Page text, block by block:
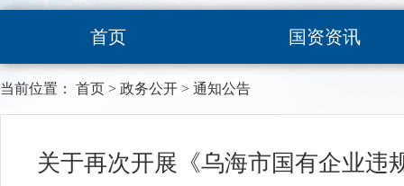
首页 国资资讯
当前位置： 首页 > 政务公开 > 通知公告
关于再次开展《乌海市国有企业违